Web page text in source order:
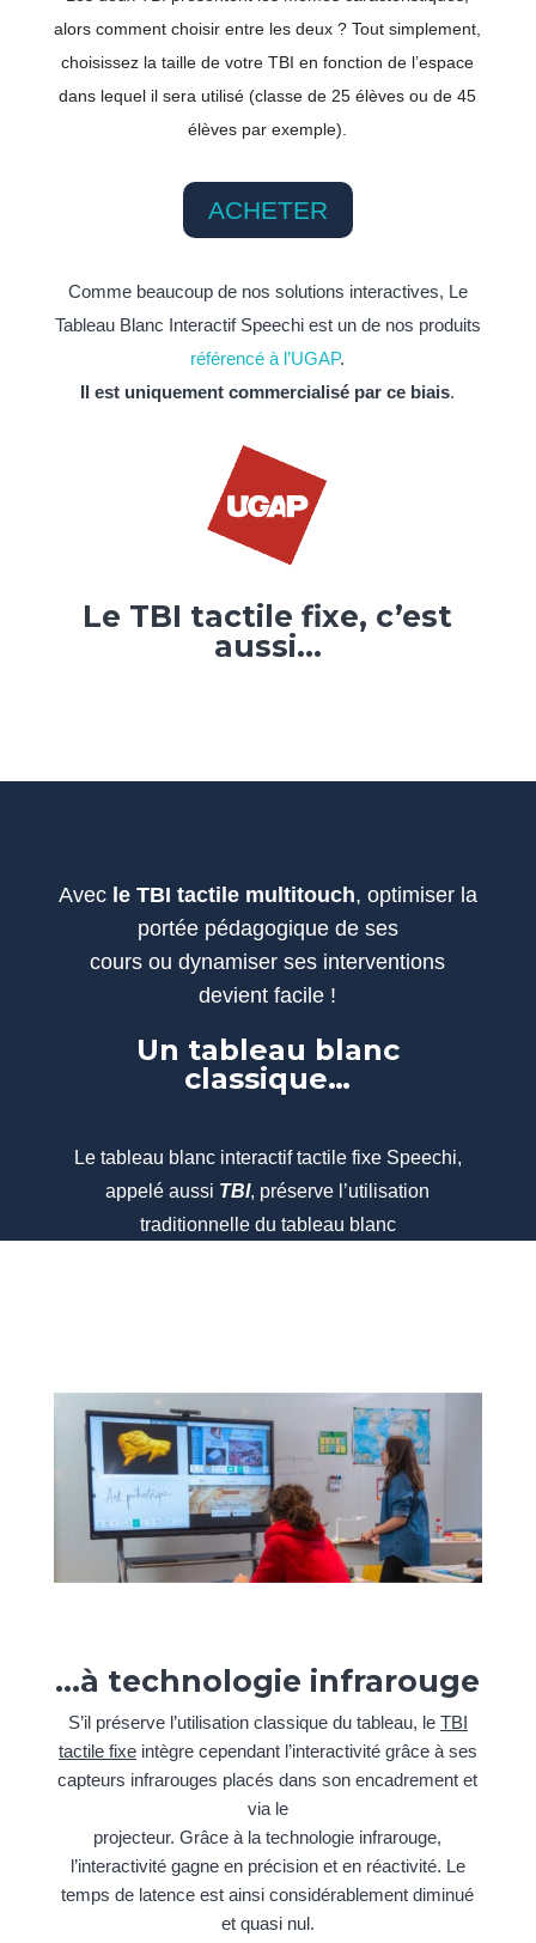
alors comment choisir entre les deux ? Tout simplement,
choisissez la taille de votre TBI en fonction de l’espace
dans lequel il sera utilisé (classe de 25 élèves ou de 45
élèves par exemple).
ACHETER
Comme beaucoup de nos solutions interactives, Le
Tableau Blanc Interactif Speechi est un de nos produits
référencé à l’UGAP.
Il est uniquement commercialisé par ce biais.
Le TBI tactile fixe, c’est
aussi…
Avec le TBI tactile multitouch, optimiser la
portée pédagogique de ses
cours ou dynamiser ses interventions
devient facile !
Un tableau blanc
classique…
Le tableau blanc interactif tactile fixe Speechi,
appelé aussi TBI, préserve l’utilisation
traditionnelle du tableau blanc
…à technologie infrarouge
S’il préserve l’utilisation classique du tableau, le TBI
tactile fixeintègre cependant l’interactivité grâce à ses
capteurs infrarouges placés dans son encadrement et
via le
projecteur. Grâce à la technologie infrarouge,
l’interactivité gagne en précision et en réactivité. Le
temps de latence est ainsi considérablement diminué
et quasi nul.